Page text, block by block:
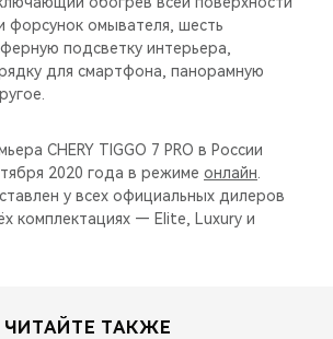
форсунок омывателя, шесть
подсветку интерьера,
для смартфона, панорамную
CHERY TIGGO 7 PRO в России
2020 года в режиме онлайн
у всех официальных дилеров
комплектациях — Elite, Luxury и
ЧИТАЙТЕ ТАКЖЕ